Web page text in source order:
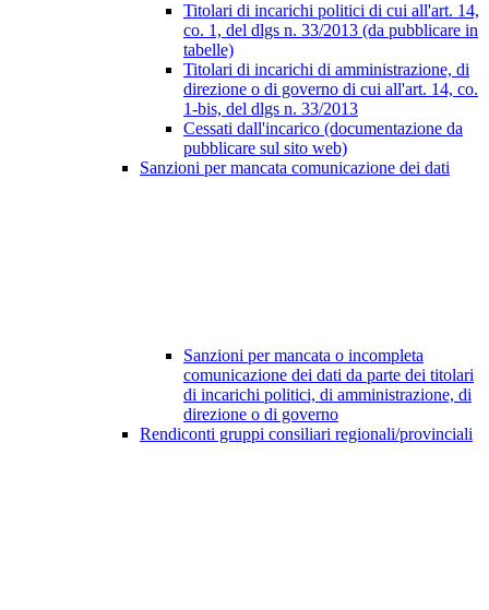
Titolari di incarichi politici di cui all'art. 14,
co. 1, del dlgs n. 33/2013 (da pubblicare in
tabelle)
Titolari di incarichi di amministrazione, di
direzione o di governo di cui all'art. 14, co.
1-bis, del dlgs n. 33/2013
Cessati dall'incarico (documentazione da
pubblicare sul sito web)
Sanzioni per mancata comunicazione dei dati
Sanzioni per mancata o incompleta
comunicazione dei dati da parte dei titolari
di incarichi politici, di amministrazione, di
direzione o di governo
Rendiconti gruppi consiliari regionali/provinciali